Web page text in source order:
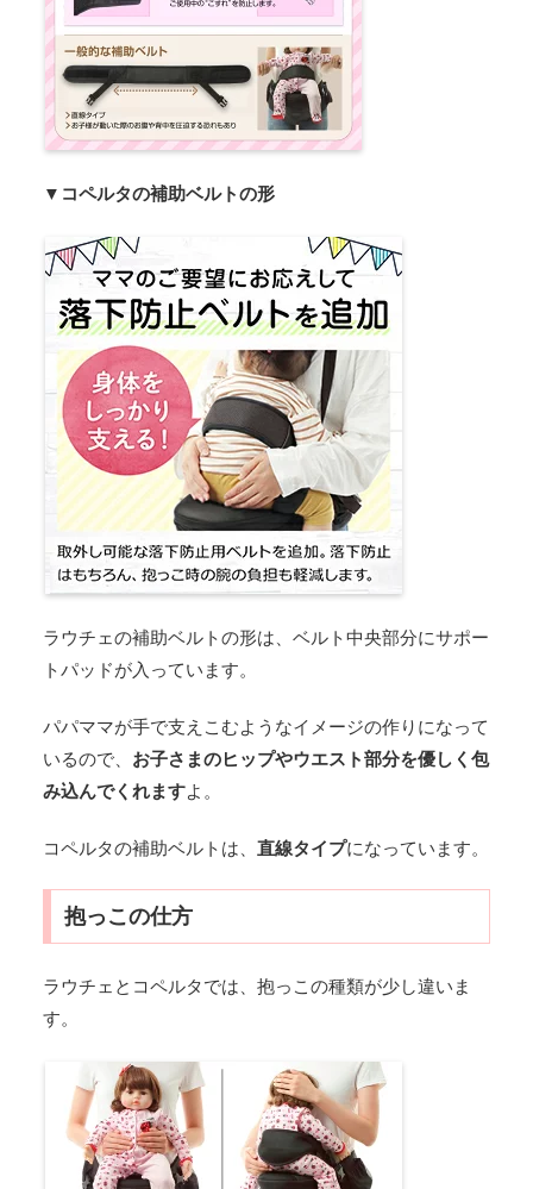
▼コペルタの補助ベルトの形
ラウチェの補助ベルトの形は、ベルト中央部分にサポー
トパッドが入っています。
パパママが手で支えこむようなイメージの作りになって
いるので、 お子さまのヒップやウエスト部分を優しく包
み込んでくれますよ。
コペルタの補助ベルトは、 直線タイプになっています。
抱っこの仕方
ラウチェとコペルタでは、抱っこの種類が少し違いま
す。